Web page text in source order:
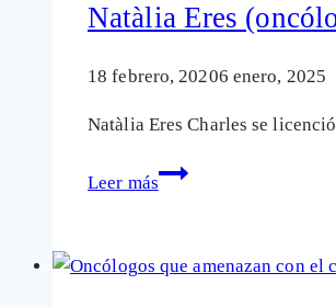
Natàlia Eres
18 febrero, 20206 enero, 2025
Natàlia Eres Charles se
Leer más
Natàlia
«El